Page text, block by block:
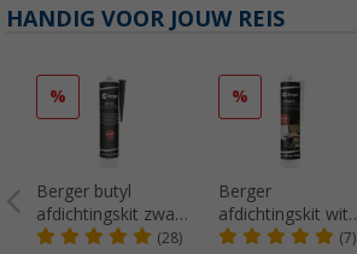
HANDIG VOOR JOUW REIS
%
Berger butyl
afdichtingskit zwart
310 ml
(28)
%
Berger
afdichtingskit wit
290 ml
(7)